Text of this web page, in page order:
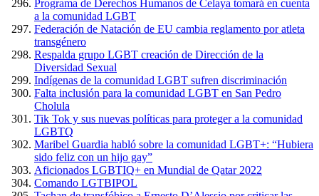
Programa de Derechos Humanos de Celaya tomará en cuenta
a la comunidad LGBT
Federación de Natación de EU cambia reglamento por atleta
transgénero
Respalda grupo LGBT creación de Dirección de la
Diversidad Sexual
Indígenas de la comunidad LGBT sufren discriminación
Falta inclusión para la comunidad LGBT en San Pedro
Cholula
Tik Tok y sus nuevas políticas para proteger a la comunidad
LGBTQ
Maribel Guardia habló sobre la comunidad LGBT+: “Hubiera
sido feliz con un hijo gay”
Aficionados LGBTIQ+ en Mundial de Qatar 2022
Comando LGTBIPOL